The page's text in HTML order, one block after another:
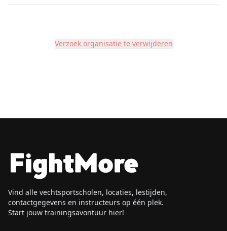
Verzoek organisatie te verwijderen
Vind alle vechtsportscholen, locaties, lestijden,
contactgegevens en instructeurs op één plek.
Start jouw trainingsavontuur hier!